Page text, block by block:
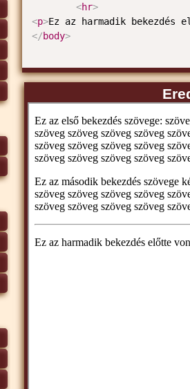
<hr>
<p>Ez az harmadik bekezdés
</body>